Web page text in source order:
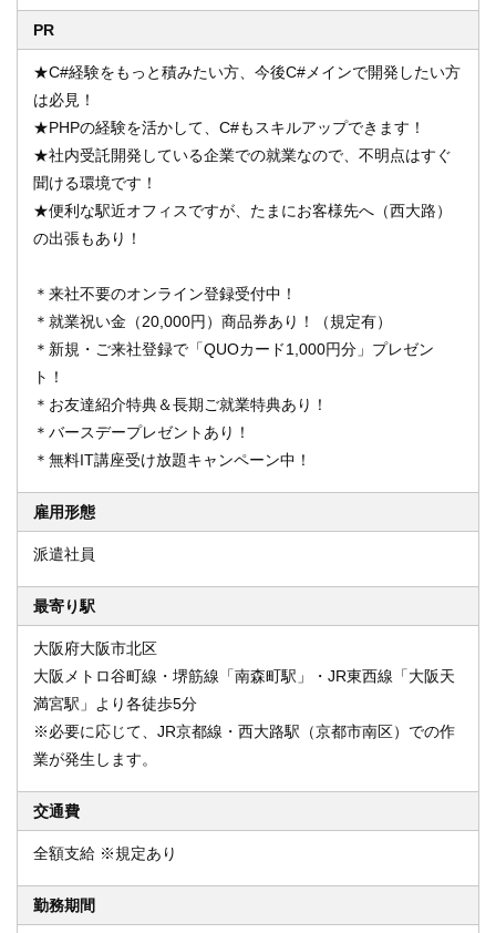
PR
★C#経験をもっと積みたい方、今後C#メインで開発したい方
は必見！
★PHPの経験を活かして、C#もスキルアップできます！
★社内受託開発している企業での就業なので、不明点はすぐ
聞ける環境です！
★便利な駅近オフィスですが、たまにお客様先へ（西大路）
の出張もあり！
＊来社不要のオンライン登録受付中！
＊就業祝い金（20,000円）商品券あり！（規定有）
＊新規・ご来社登録で「QUOカード1,000円分」プレゼン
ト！
＊お友達紹介特典＆長期ご就業特典あり！
＊バースデープレゼントあり！
＊無料IT講座受け放題キャンペーン中！
雇用形態
派遣社員
最寄り駅
大阪府大阪市北区
大阪メトロ谷町線・堺筋線「南森町駅」・JR東西線「大阪天
満宮駅」より各徒歩5分
※必要に応じて、JR京都線・西大路駅（京都市南区）での作
業が発生します。
交通費
全額支給 ※規定あり
勤務期間